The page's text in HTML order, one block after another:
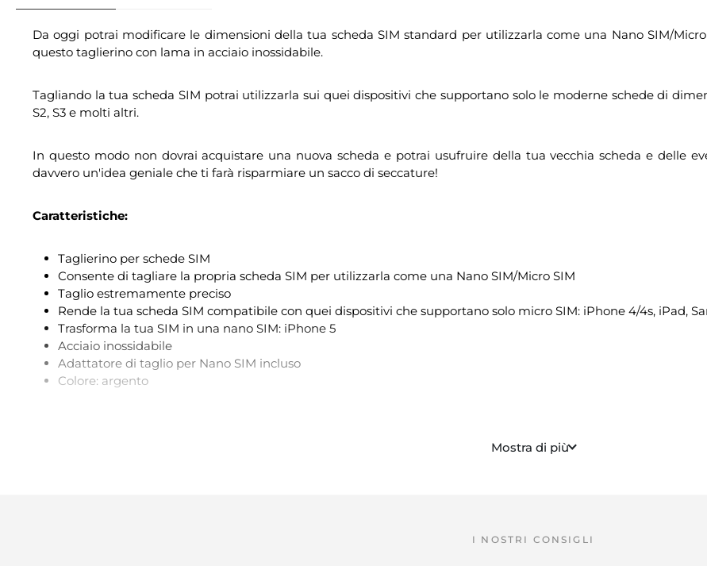
Da oggi potrai modificare le dimensioni della tua scheda SIM standard per utilizzarla come una Nano SIM/
questo taglierino con lama in acciaio inossidabile.
Tagliando la tua scheda SIM potrai utilizzarla sui quei dispositivi che supportano solo le moderne schede di
S2, S3 e molti altri.
In questo modo non dovrai acquistare una nuova scheda e potrai usufruire della tua vecchia scheda e delle
davvero un'idea geniale che ti farà risparmiare un sacco di seccature!
Caratteristiche:
Taglierino per schede SIM
Consente di tagliare la propria scheda SIM per utilizzarla come una Nano SIM/Micro SIM
Taglio estremamente preciso
Rende la tua scheda SIM compatibile con quei dispositivi che supportano solo micro SIM: iPhone 4/4s, iPad,
Trasforma la tua SIM in una nano SIM: iPhone 5
Acciaio inossidabile
Adattatore di taglio per Nano SIM incluso
Colore: argento
Mostra di più